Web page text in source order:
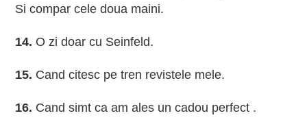
Si compar cele doua maini.
14. O zi doar cu Seinfeld.
15. Cand citesc pe tren revistele mele.
16. Cand simt ca am ales un cadou perfect .